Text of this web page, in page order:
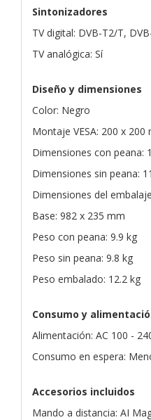
Sintonizadores
TV digital: DVB-T2/T,
TV analógica: Sí
Diseño y dimensiones
Color: Negro
Montaje VESA: 200 x 200
Dimensiones con peana:
Dimensiones sin peana:
Dimensiones del
Base: 982 x 235 mm
Peso con peana: 9.9 kg
Peso sin peana: 9.8 kg
Peso embalado: 12.2 kg
Consumo y
Alimentación: AC 100 -
Consumo en espera:
Accesorios incluidos
Mando a distancia: AI